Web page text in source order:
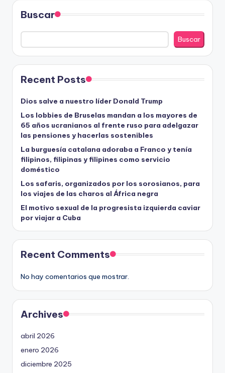
Buscar
Buscar
Recent Posts
Dios salve a nuestro líder Donald Trump
Los lobbies de Bruselas mandan a los mayores de
65 años ucranianos al frente ruso para adelgazar
las pensiones y hacerlas sostenibles
La burguesía catalana adoraba a Franco y tenía
filipinos, filipinas y filipines como servicio
doméstico
Los safaris, organizados por los sorosianos, para
los viajes de las charos al África negra
El motivo sexual de la progresista izquierda caviar
por viajar a Cuba
Recent Comments
No hay comentarios que mostrar.
Archives
abril 2026
enero 2026
diciembre 2025